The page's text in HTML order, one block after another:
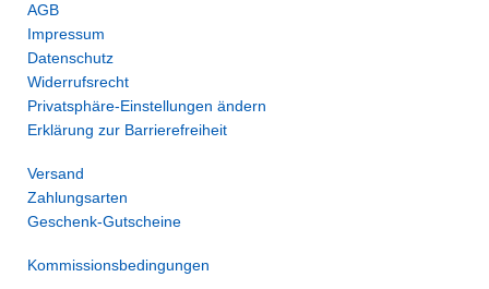
AGB
Impressum
Datenschutz
Widerrufsrecht
Privatsphäre-Einstellungen ändern
Erklärung zur Barrierefreiheit
Versand
Zahlungsarten
Geschenk-Gutscheine
Kommissionsbedingungen